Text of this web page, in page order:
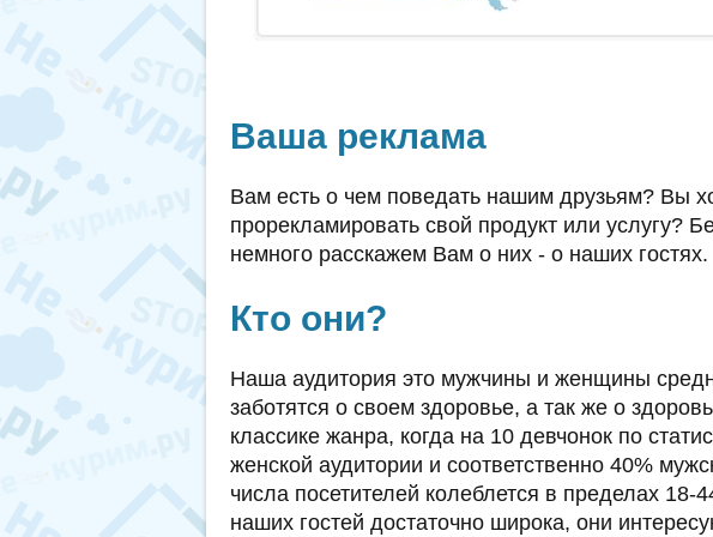
Ваша реклама
Вам есть о чем поведать нашим друзьям? Вы
прорекламировать свой продукт или услугу?
немного расскажем Вам о них - о наших гостях.
Кто они?
Наша аудитория это мужчины и женщины
заботятся о своем здоровье, а так же о
классике жанра, когда на 10 девчонок по
женской аудитории и соответственно 40%
числа посетителей колеблется в пределах 18-
наших гостей достаточно широка, они